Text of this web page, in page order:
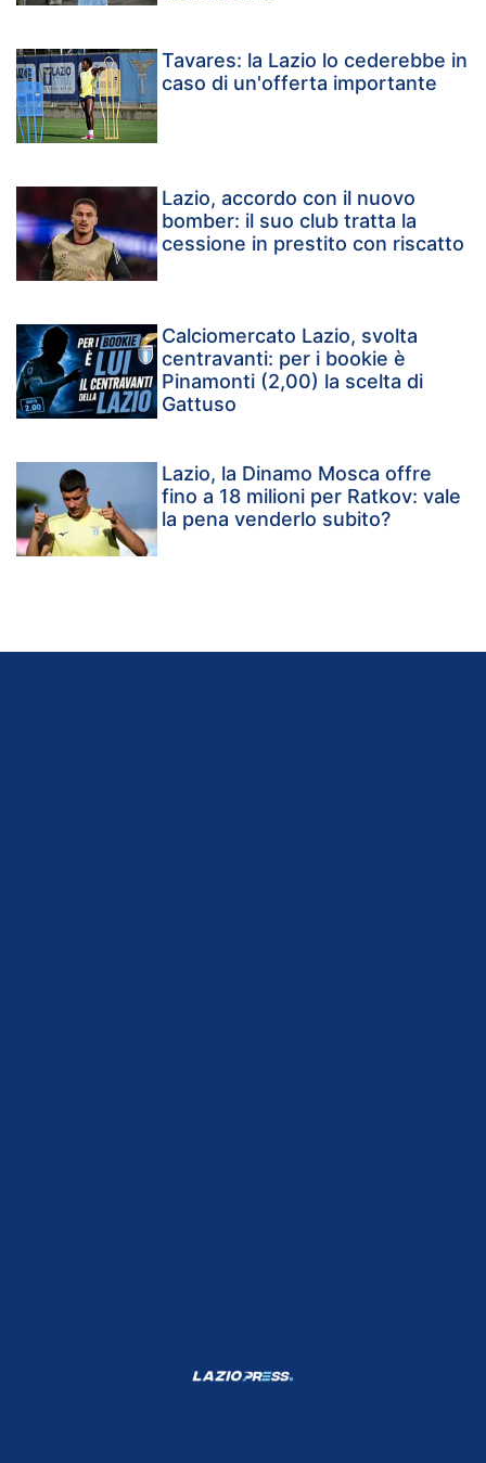
Tavares: la Lazio lo cederebbe in
caso di un'offerta importante
Lazio, accordo con il nuovo
bomber: il suo club tratta la
cessione in prestito con riscatto
Calciomercato Lazio, svolta
centravanti: per i bookie è
Pinamonti (2,00) la scelta di
Gattuso
Lazio, la Dinamo Mosca offre
fino a 18 milioni per Ratkov: vale
la pena venderlo subito?